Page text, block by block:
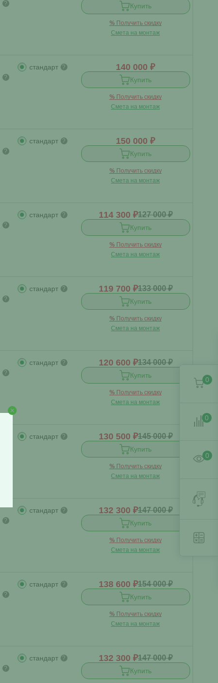
? Купить
% Получить скидку
Смета на монтаж
?
стандарт ? 140 000 ₽
Купить
% Получить скидку
Смета на монтаж
?
стандарт ? 150 000 ₽
Купить
% Получить скидку
Смета на монтаж
?
стандарт ? 114 300 ₽127 000 ₽
Купить
% Получить скидку
Смета на монтаж
?
стандарт ? 119 700 ₽133 000 ₽
Купить
% Получить скидку
Смета на монтаж
?
стандарт ? 120 600 ₽134 000 ₽
Купить
% Получить скидку
Смета на монтаж
стандарт ? 130 500 ₽145 000 ₽
Купить
% Получить скидку
Смета на монтаж
?
стандарт ? 132 300 ₽147 000 ₽
Купить
% Получить скидку
Смета на монтаж
?
стандарт ? 138 600 ₽154 000 ₽
Купить
% Получить скидку
Смета на монтаж
?
стандарт ? 132 300 ₽147 000 ₽
Купить
0
0
0